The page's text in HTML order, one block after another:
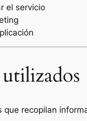
el servicio
recopilan